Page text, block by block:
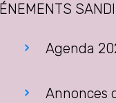
Agenda
Annonces